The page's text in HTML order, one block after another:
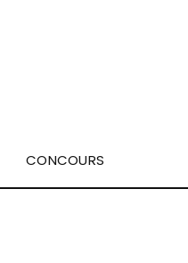
CONCOURS